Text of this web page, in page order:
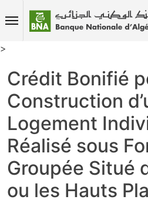
>
Crédit Bonifié
Construction
Logement
Réalisé sous
Groupée Situé
ou les Hauts